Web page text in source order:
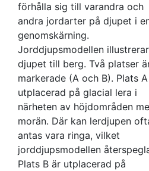
förhålla sig till varandra och
andra jordarter på djupet i
genomskärning.
Jorddjupsmodellen illustrerar
djupet till berg. Två platser
markerade (A och B). Plats
utplacerad på glacial lera i
närheten av höjdområden
morän. Där kan lerdjupen
antas vara ringa, vilket
jorddjupsmodellen
Plats B är utplacerad på